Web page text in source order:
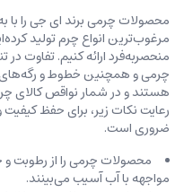
محصولات چرمی برند ای جی را با
مرغوب‌ترین انواع چرم تولید
منحصربه‌فرد ارائه کنیم. تفاوت
چرمی و همچنین خطوط و رگه‌‌های
هستند و در شمار نواقص کالای
رعایت نکات زیر، برای حفظ
ضروری است.
محصولات چرمی را از رطوبت و
مواجهه با آب آسیب می‌بینند.